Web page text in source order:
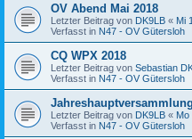
OV Abend Mai 2018
Letzter Beitrag von DK9LB « Mi
Verfasst in N47 - OV Gütersloh
CQ WPX 2018
Letzter Beitrag von Sebastian
Verfasst in N47 - OV Gütersloh
Letzter Beitrag von DK9LB « Mo
Verfasst in N47 - OV Gütersloh